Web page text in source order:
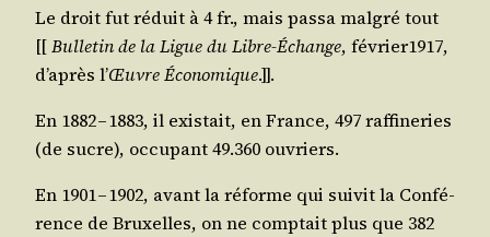
Le droit fut réduit à 4 fr., mais pas­sa mal­gré tout
[[Bul­le­tin de la Ligue du Libre-Échange, février1917,
d’après l’Œuvre Éco­no­mique.]].
En 1882 – 1883, il exis­tait, en France, 497 raf­fi­ne­ries
(de sucre), occu­pant 49.360 ouvriers.
En 1901 – 1902, avant la réforme qui sui­vit la Confé­
rence de Bruxelles, on ne comp­tait plus que 382